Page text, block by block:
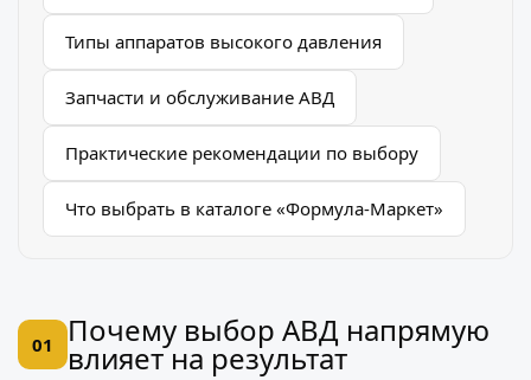
Типы аппаратов высокого давления
Запчасти и обслуживание АВД
Практические рекомендации по выбору
Что выбрать в каталоге «Формула-Маркет»
01 Почему выбор АВД напрямую
влияет на результат